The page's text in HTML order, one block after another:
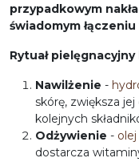
przypadkowym
świadomym
Rytuał
Nawilżenie -
skórę, zwiększa
kolejnych
Odżywienie -
dostarcza